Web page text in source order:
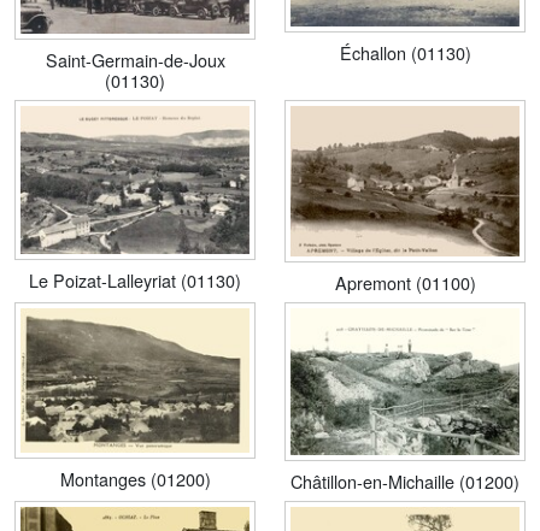
Saint-Germain-de-Joux
(01130)
Échallon (01130)
Le Poizat-Lalleyriat (01130) Apremont (01100)
Montanges (01200) Châtillon-en-Michaille (01200)